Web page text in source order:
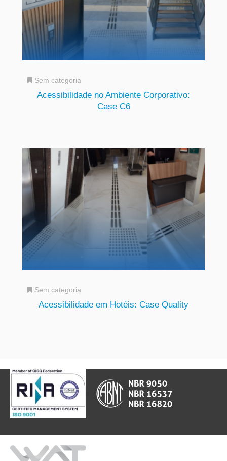
Sem categoria
Acessibilidade no Ambiente Corporativo:
Case C6
Sem categoria
Acessibilidade em Hotéis: Case Quality